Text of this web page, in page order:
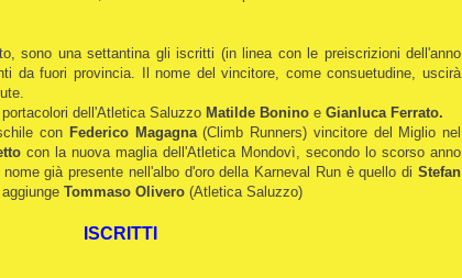
sono una settantina gli iscritti (in linea con le preiscrizioni dell'anno
da fuori provincia. Il nome del vincitore, come consuetudine, uscirà
dell'Atletica Saluzzo Matilde Bonino e Gianluca Ferrato.
con Federico Magagna(Climb Runners) vincitore del Miglio nel
con la nuova maglia dell'Atletica Mondovì, secondo lo scorso anno
già presente nell'albo d'oro della Karneval Run è quello di Stefan
Tommaso Olivero (Atletica Saluzzo)
ISCRITTI